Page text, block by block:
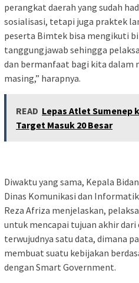
perangkat daerah yang sudah
sosialisasi, tetapi juga praktek
peserta Bimtek bisa mengikuti
tanggungjawab sehingga
dan bermanfaat bagi kita dalam
masing,” harapnya.
READ Lepas Atlet Sumenep
Target Masuk 20 Besar
Diwaktu yang sama, Kepala
Dinas Komunikasi dan
Reza Afriza menjelaskan,
untuk mencapai tujuan akhir
terwujudnya satu data, dimana
membuat suatu kebijakan
dengan Smart Government.